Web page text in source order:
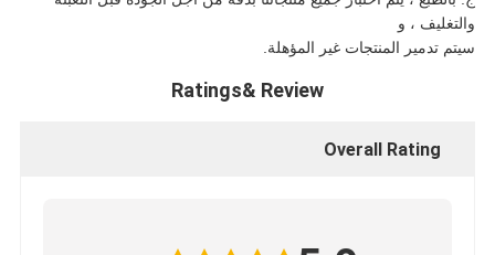
والتغليف ، و
سيتم تدمير المنتجات غير المؤهلة.
Ratings& Review
Overall Rating